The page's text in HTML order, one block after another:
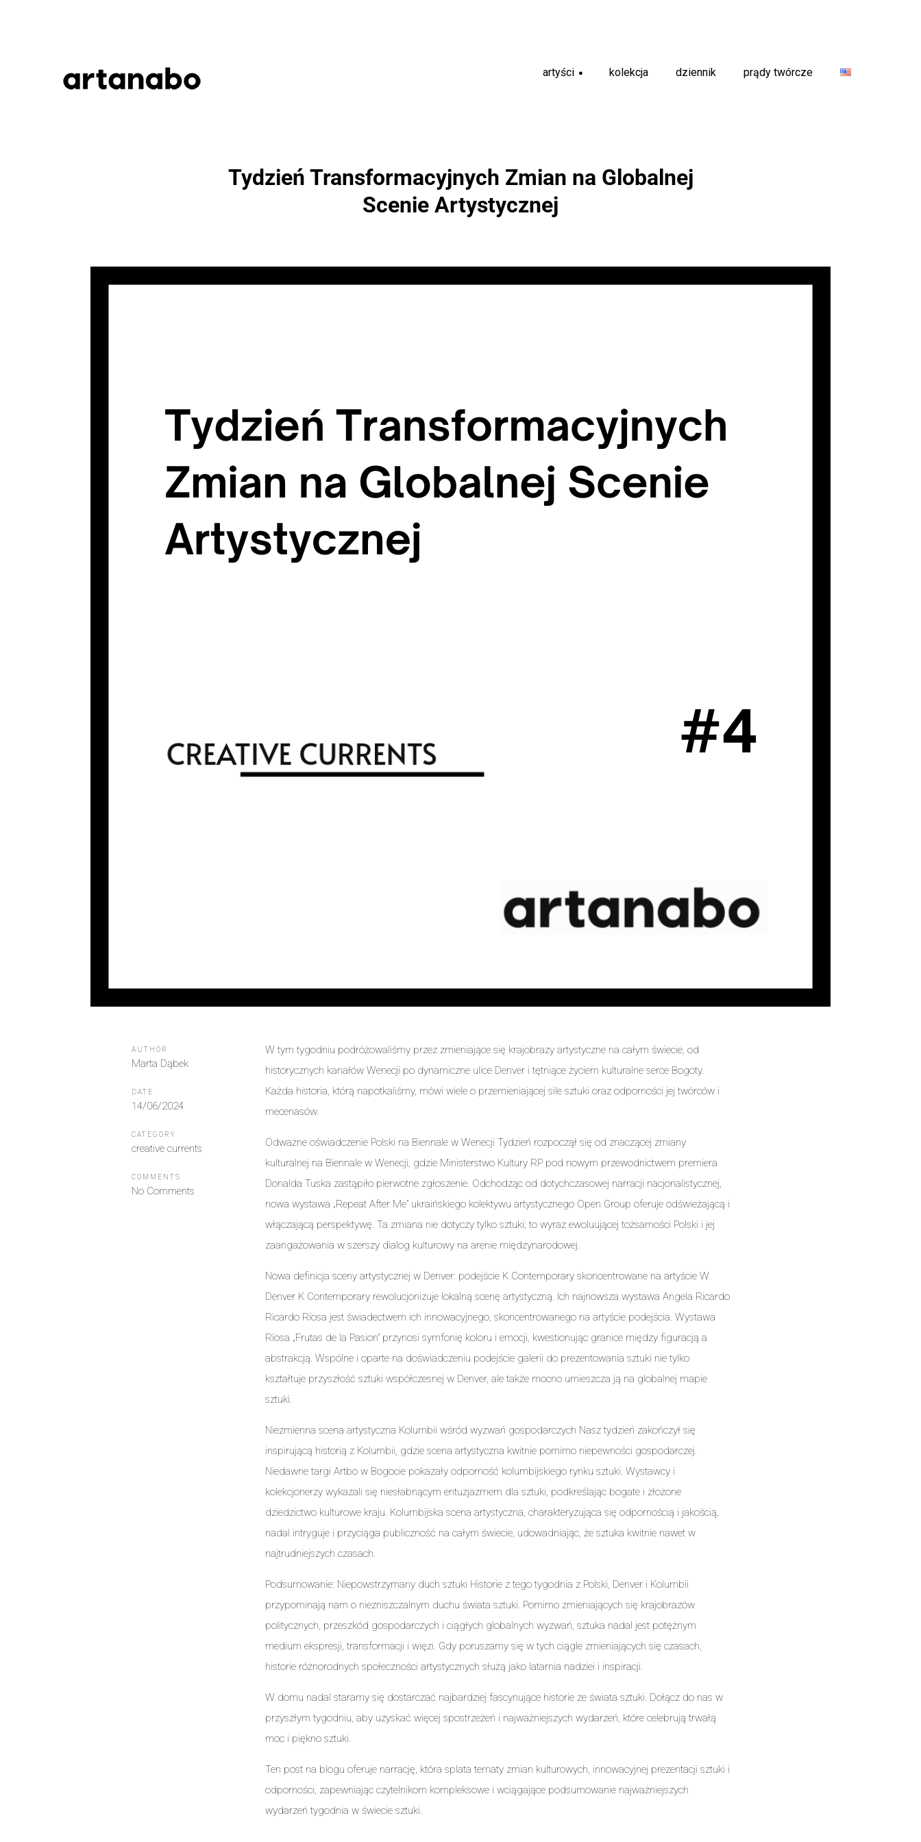
artyści kolekcja dziennik prądy twórcze
Tydzień Transformacyjnych Zmian na Globalnej
Scenie Artystycznej
AUTHOR
Marta Dąbek
DATE
14/06/2024
CATEGORY
creative currents
COMMENTS
No Comments
W tym tygodniu podróżowaliśmy przez zmieniające się krajobrazy artystyczne na całym świecie, od
historycznych kanałów Wenecji po dynamiczne ulice Denver i tętniące życiem kulturalne serce Bogoty.
Każda historia, którą napotkaliśmy, mówi wiele o przemieniającej sile sztuki oraz odporności jej twórców i
mecenasów.
Odważne oświadczenie Polski na Biennale w Wenecji Tydzień rozpoczął się od znaczącej zmiany
kulturalnej na Biennale w Wenecji, gdzie Ministerstwo Kultury RP pod nowym przewodnictwem premiera
Donalda Tuska zastąpiło pierwotne zgłoszenie. Odchodząc od dotychczasowej narracji nacjonalistycznej,
nowa wystawa „Repeat After Me” ukraińskiego kolektywu artystycznego Open Group oferuje odświeżającą i
włączającą perspektywę. Ta zmiana nie dotyczy tylko sztuki; to wyraz ewoluującej tożsamości Polski i jej
zaangażowania w szerszy dialog kulturowy na arenie międzynarodowej.
Nowa definicja sceny artystycznej w Denver: podejście K Contemporary skoncentrowane na artyście W
Denver K Contemporary rewolucjonizuje lokalną scenę artystyczną. Ich najnowsza wystawa Angela Ricardo
Ricardo Ríosa jest świadectwem ich innowacyjnego, skoncentrowanego na artyście podejścia. Wystawa
Ríosa „Frutas de la Pasion” przynosi symfonię koloru i emocji, kwestionując granice między figuracją a
abstrakcją. Wspólne i oparte na doświadczeniu podejście galerii do prezentowania sztuki nie tylko
kształtuje przyszłość sztuki współczesnej w Denver, ale także mocno umieszcza ją na globalnej mapie
sztuki.
Niezmienna scena artystyczna Kolumbii wśród wyzwań gospodarczych Nasz tydzień zakończył się
inspirującą historią z Kolumbii, gdzie scena artystyczna kwitnie pomimo niepewności gospodarczej.
Niedawne targi Artbo w Bogocie pokazały odporność kolumbijskiego rynku sztuki. Wystawcy i
kolekcjonerzy wykazali się niesłabnącym entuzjazmem dla sztuki, podkreślając bogate i złożone
dziedzictwo kulturowe kraju. Kolumbijska scena artystyczna, charakteryzująca się odpornością i jakością,
nadal intryguje i przyciąga publiczność na całym świecie, udowadniając, że sztuka kwitnie nawet w
najtrudniejszych czasach.
Podsumowanie: Niepowstrzymany duch sztuki Historie z tego tygodnia z Polski, Denver i Kolumbii
przypominają nam o niezniszczalnym duchu świata sztuki. Pomimo zmieniających się krajobrazów
politycznych, przeszkód gospodarczych i ciągłych globalnych wyzwań, sztuka nadal jest potężnym
medium ekspresji, transformacji i więzi. Gdy poruszamy się w tych ciągle zmieniających się czasach,
historie różnorodnych społeczności artystycznych służą jako latarnia nadziei i inspiracji.
W domu nadal staramy się dostarczać najbardziej fascynujące historie ze świata sztuki. Dołącz do nas w
przyszłym tygodniu, aby uzyskać więcej spostrzeżeń i najważniejszych wydarzeń, które celebrują trwałą
moc i piękno sztuki.
Ten post na blogu oferuje narrację, która splata tematy zmian kulturowych, innowacyjnej prezentacji sztuki i
odporności, zapewniając czytelnikom kompleksowe i wciągające podsumowanie najważniejszych
wydarzeń tygodnia w świecie sztuki.